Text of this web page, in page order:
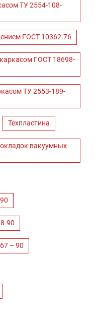
ТУ 2554-108-
ГОСТ 10362-76
ГОСТ 18698-
ТУ 2553-189-
Техпластина
вакуумных
90
– 90